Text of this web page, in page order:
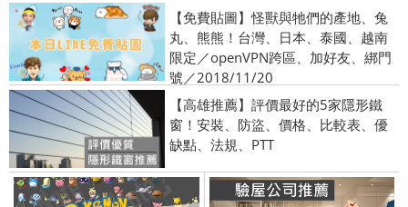
【免費貼圖】怪獸與牠們的產地、兔
丸、熊熊！台灣、日本、泰國、越南
限定／openVPN跨區、加好友、綁門
號／2018/11/20
【高雄推薦】評價最好的5家隱形鐵
窗！安裝、防盜、價格、比較表、優
缺點、法規、PTT